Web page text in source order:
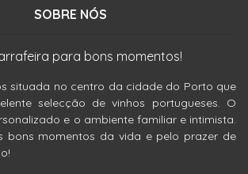
SOBRE NÓS
para bons momentos!
situada no centro da cidade do Porto que
selecção de vinhos portugueses. O
e o ambiente familiar e intimista.
bons momentos da vida e pelo prazer de